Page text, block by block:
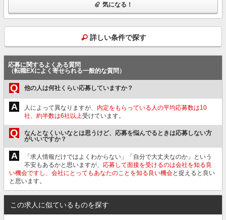
気になる！
詳しい条件で探す
応募に関するよくある質問
（転職EXによく寄せられる一般的な質問）
Q 他の人は何社くらい応募していますか？
A 人によって異なりますが、 内定をもらっている人の平均応募数は10
社、約半数は6社以上受けています。
Q
なんとなくいいなとは思うけど、応募を悩んでるときは応募しない方
がいいですか？
A
「求人情報だけではよくわからない」「自分で大丈夫なのか」という
不安もあるかと思いますが、 応募して面接を受けるのは会社を知る良
い機会ですし、会社にとってもあなたのことを知る良い機会と捉えると良い
と思います。
この求人に似ているものを探す